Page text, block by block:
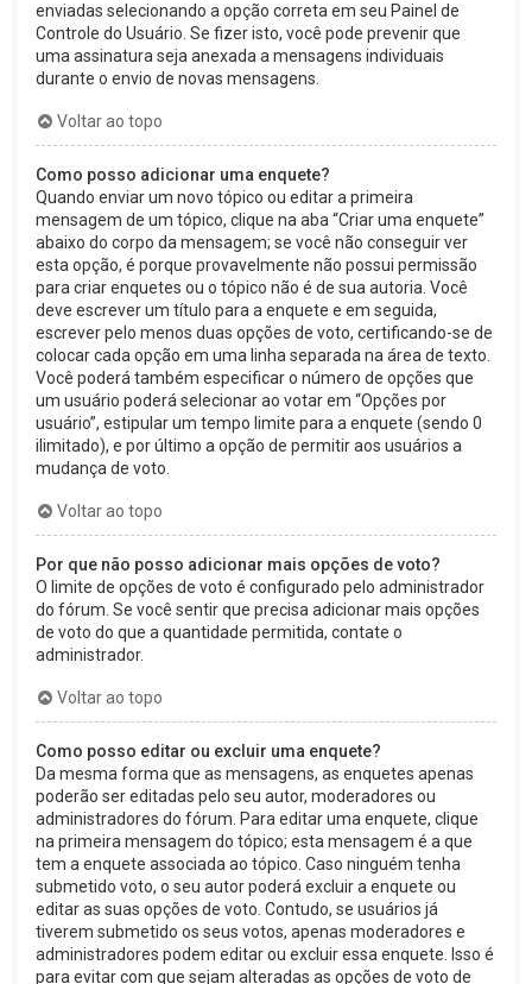
enviadas selecionando a opção correta em seu Painel de
Controle do Usuário. Se fizer isto, você pode prevenir que
uma assinatura seja anexada a mensagens individuais
durante o envio de novas mensagens.
Voltar ao topo
Como posso adicionar uma enquete?
Quando enviar um novo tópico ou editar a primeira
mensagem de um tópico, clique na aba “Criar uma enquete”
abaixo do corpo da mensagem; se você não conseguir ver
esta opção, é porque provavelmente não possui permissão
para criar enquetes ou o tópico não é de sua autoria. Você
deve escrever um título para a enquete e em seguida,
escrever pelo menos duas opções de voto, certificando-se de
colocar cada opção em uma linha separada na área de texto.
Você poderá também especificar o número de opções que
um usuário poderá selecionar ao votar em “Opções por
usuário”, estipular um tempo limite para a enquete (sendo 0
ilimitado), e por último a opção de permitir aos usuários a
mudança de voto.
Voltar ao topo
Por que não posso adicionar mais opções de voto?
O limite de opções de voto é configurado pelo administrador
do fórum. Se você sentir que precisa adicionar mais opções
de voto do que a quantidade permitida, contate o
administrador.
Voltar ao topo
Como posso editar ou excluir uma enquete?
Da mesma forma que as mensagens, as enquetes apenas
poderão ser editadas pelo seu autor, moderadores ou
administradores do fórum. Para editar uma enquete, clique
na primeira mensagem do tópico; esta mensagem é a que
tem a enquete associada ao tópico. Caso ninguém tenha
submetido voto, o seu autor poderá excluir a enquete ou
editar as suas opções de voto. Contudo, se usuários já
tiverem submetido os seus votos, apenas moderadores e
administradores podem editar ou excluir essa enquete. Isso é
para evitar com que sejam alteradas as opções de voto de